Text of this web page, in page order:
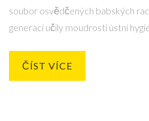
soubor osvědčených babských
generaci učily moudrosti ústní
jednodušší, než se zdá, a to vše z
ČÍST VÍCE